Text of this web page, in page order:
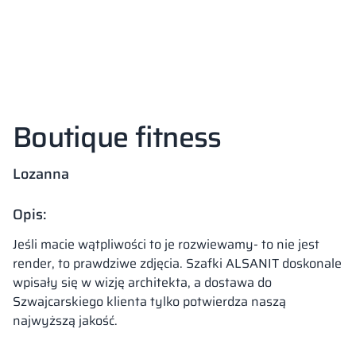
Boutique fitness
Lozanna
Opis:
Jeśli macie wątpliwości to je rozwiewamy- to nie jest
render, to prawdziwe zdjęcia. Szafki ALSANIT doskonale
wpisały się w wizję architekta, a dostawa do
Szwajcarskiego klienta tylko potwierdza naszą
najwyższą jakość.